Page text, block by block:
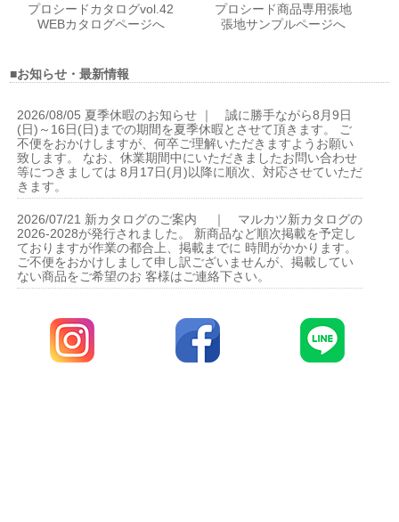
プロシードカタログvol.42
WEBカタログページへ
プロシード商品専用張地
張地サンプルページへ
■お知らせ・最新情報